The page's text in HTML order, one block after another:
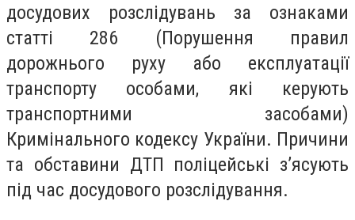
досудових розслідувань за ознаками
статті 286 (Порушення правил
дорожнього руху або експлуатації
транспорту особами, які керують
транспортними засобами)
Кримінального кодексу України. Причини
та обставини ДТП поліцейські з’ясують
під час досудового розслідування.